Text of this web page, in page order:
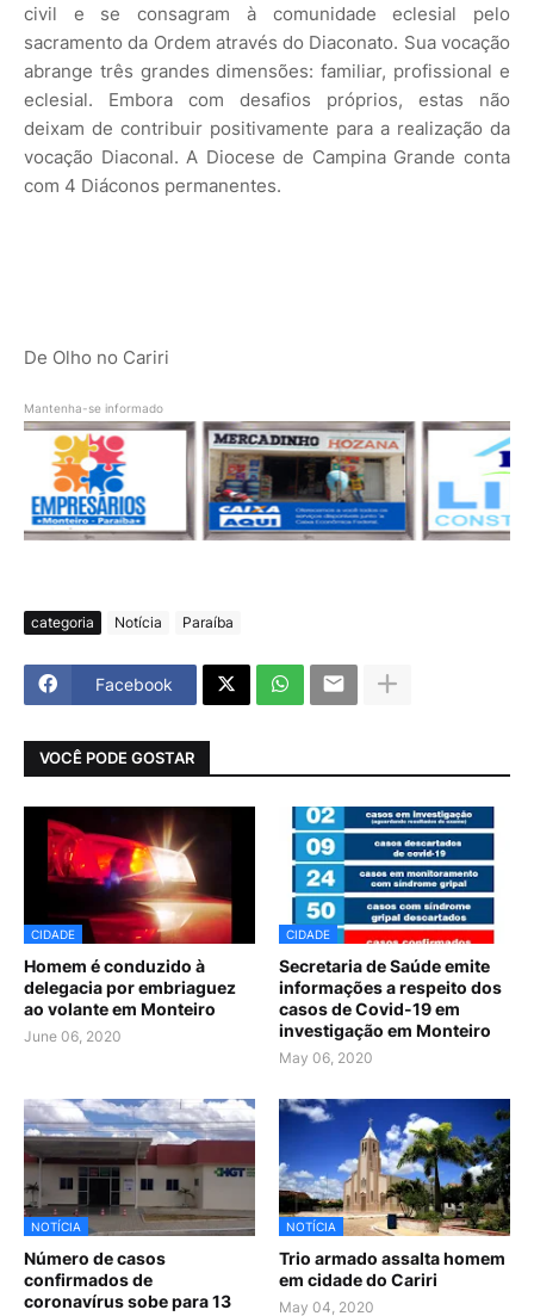
civil e se consagram à comunidade eclesial pelo
sacramento da Ordem através do Diaconato. Sua vocação
abrange três grandes dimensões: familiar, profissional e
eclesial. Embora com desafios próprios, estas não
deixam de contribuir positivamente para a realização da
vocação Diaconal. A Diocese de Campina Grande conta
com 4 Diáconos permanentes.
De Olho no Cariri
Mantenha-se informado
categoria Notícia Paraíba
Facebook
VOCÊ PODE GOSTAR
CIDADE
Homem é conduzido à
delegacia por embriaguez
ao volante em Monteiro
June 06, 2020
CIDADE
Secretaria de Saúde emite
informações a respeito dos
casos de Covid-19 em
investigação em Monteiro
May 06, 2020
NOTÍCIA
Número de casos
confirmados de
coronavírus sobe para 13
NOTÍCIA
Trio armado assalta homem
em cidade do Cariri
May 04, 2020